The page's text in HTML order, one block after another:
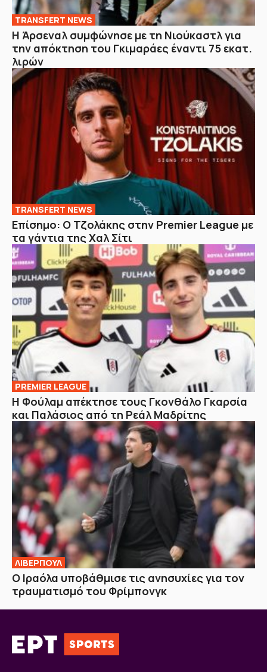
TRANSFERT NEWS
Η Άρσεναλ συμφώνησε με τη Νιούκαστλ για
την απόκτηση του Γκιμαράες έναντι 75 εκατ.
λιρών
TRANSFERT NEWS
Επίσημο: Ο Τζολάκης στην Premier League με
τα γάντια της Χαλ Σίτι
PREMIER LEAGUE
Η Φούλαμ απέκτησε τους Γκονθάλο Γκαρσία
και Παλάσιος από τη Ρεάλ Μαδρίτης
ΛΙΒΕΡΠΟΥΛ
Ο Ιραόλα υποβάθμισε τις ανησυχίες για τον
τραυματισμό του Φρίμπονγκ